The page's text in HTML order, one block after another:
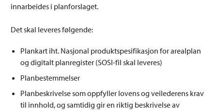
innarbeides i planforslaget.
Det skal leveres følgende:
Plankart iht. Nasjonal produktspesifikasjon for arealplan
og digitalt planregister (SOSI-fil skal leveres)
Planbestemmelser
Planbeskrivelse som oppfyller lovens og veilederens krav
til innhold, og samtidig gir en riktig beskrivelse av